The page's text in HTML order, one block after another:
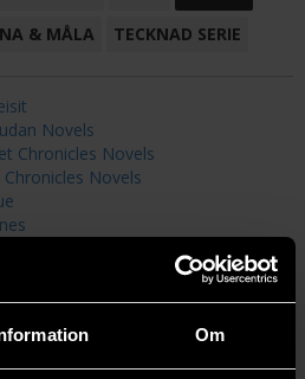
Om
& MÅLA TECKNAD SERIE
Novels
Chronicles Novels
Novels
Novels